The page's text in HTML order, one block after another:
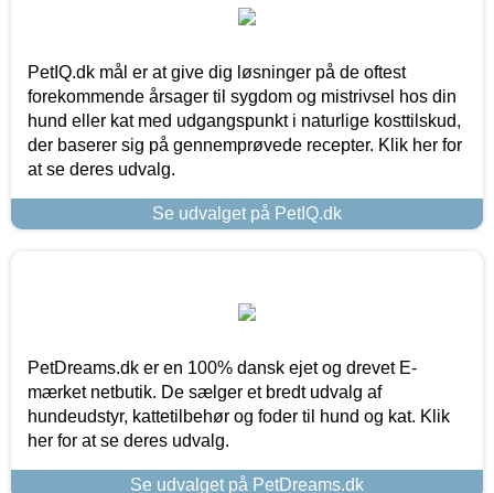
PetIQ.dk mål er at give dig løsninger på de oftest
forekommende årsager til sygdom og mistrivsel hos din
hund eller kat med udgangspunkt i naturlige kosttilskud,
der baserer sig på gennemprøvede recepter. Klik her for
at se deres udvalg.
Se udvalget på PetIQ.dk
PetDreams.dk er en 100% dansk ejet og drevet E-
mærket netbutik. De sælger et bredt udvalg af
hundeudstyr, kattetilbehør og foder til hund og kat. Klik
her for at se deres udvalg.
Se udvalget på PetDreams.dk